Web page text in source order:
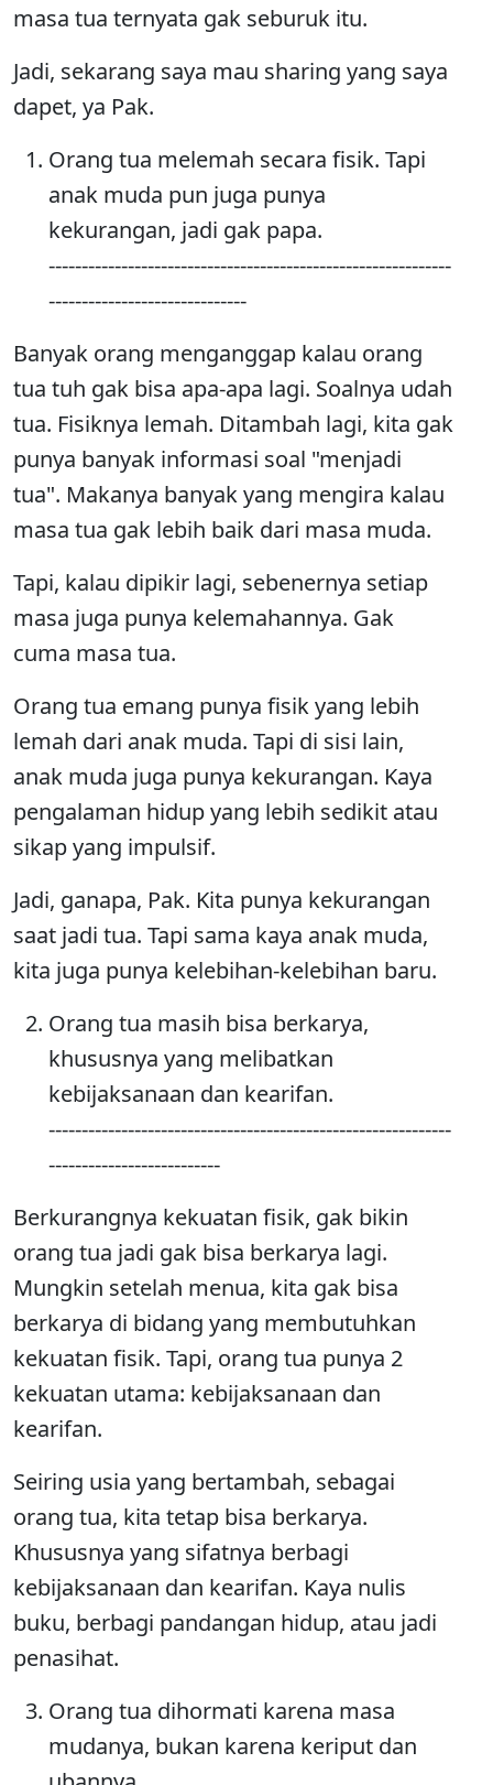
masa tua ternyata gak seburuk itu.
Jadi, sekarang saya mau sharing yang saya
dapet, ya Pak.
Orang tua melemah secara fisik. Tapi
anak muda pun juga punya
kekurangan, jadi gak papa.
-------------------------------------------------------------
------------------------------
Banyak orang menganggap kalau orang
tua tuh gak bisa apa-apa lagi. Soalnya udah
tua. Fisiknya lemah. Ditambah lagi, kita gak
punya banyak informasi soal "menjadi
tua". Makanya banyak yang mengira kalau
masa tua gak lebih baik dari masa muda.
Tapi, kalau dipikir lagi, sebenernya setiap
masa juga punya kelemahannya. Gak
cuma masa tua.
Orang tua emang punya fisik yang lebih
lemah dari anak muda. Tapi di sisi lain,
anak muda juga punya kekurangan. Kaya
pengalaman hidup yang lebih sedikit atau
sikap yang impulsif.
Jadi, ganapa, Pak. Kita punya kekurangan
saat jadi tua. Tapi sama kaya anak muda,
kita juga punya kelebihan-kelebihan baru.
Orang tua masih bisa berkarya,
khususnya yang melibatkan
kebijaksanaan dan kearifan.
-------------------------------------------------------------
--------------------------
Berkurangnya kekuatan fisik, gak bikin
orang tua jadi gak bisa berkarya lagi.
Mungkin setelah menua, kita gak bisa
berkarya di bidang yang membutuhkan
kekuatan fisik. Tapi, orang tua punya 2
kekuatan utama: kebijaksanaan dan
kearifan.
Seiring usia yang bertambah, sebagai
orang tua, kita tetap bisa berkarya.
Khususnya yang sifatnya berbagi
kebijaksanaan dan kearifan. Kaya nulis
buku, berbagi pandangan hidup, atau jadi
penasihat.
Orang tua dihormati karena masa
mudanya, bukan karena keriput dan